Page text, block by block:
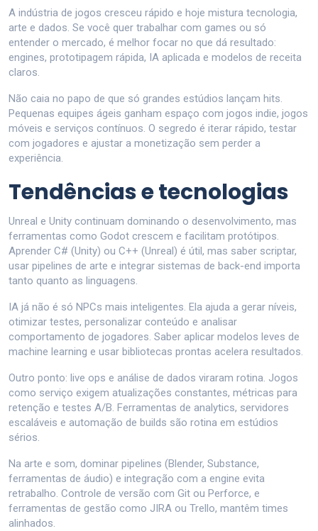
A indústria de jogos cresceu rápido e hoje mistura tecnologia,
arte e dados. Se você quer trabalhar com games ou só
entender o mercado, é melhor focar no que dá resultado:
engines, prototipagem rápida, IA aplicada e modelos de receita
claros.
Não caia no papo de que só grandes estúdios lançam hits.
Pequenas equipes ágeis ganham espaço com jogos indie, jogos
móveis e serviços contínuos. O segredo é iterar rápido, testar
com jogadores e ajustar a monetização sem perder a
experiência.
Tendências e tecnologias
Unreal e Unity continuam dominando o desenvolvimento, mas
ferramentas como Godot crescem e facilitam protótipos.
Aprender C# (Unity) ou C++ (Unreal) é útil, mas saber scriptar,
usar pipelines de arte e integrar sistemas de back-end importa
tanto quanto as linguagens.
IA já não é só NPCs mais inteligentes. Ela ajuda a gerar níveis,
otimizar testes, personalizar conteúdo e analisar
comportamento de jogadores. Saber aplicar modelos leves de
machine learning e usar bibliotecas prontas acelera resultados.
Outro ponto: live ops e análise de dados viraram rotina. Jogos
como serviço exigem atualizações constantes, métricas para
retenção e testes A/B. Ferramentas de analytics, servidores
escaláveis e automação de builds são rotina em estúdios
sérios.
Na arte e som, dominar pipelines (Blender, Substance,
ferramentas de áudio) e integração com a engine evita
retrabalho. Controle de versão com Git ou Perforce, e
ferramentas de gestão como JIRA ou Trello, mantêm times
alinhados.